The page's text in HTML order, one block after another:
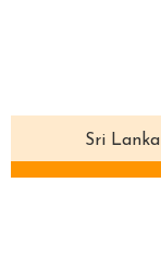
Sri Lanka